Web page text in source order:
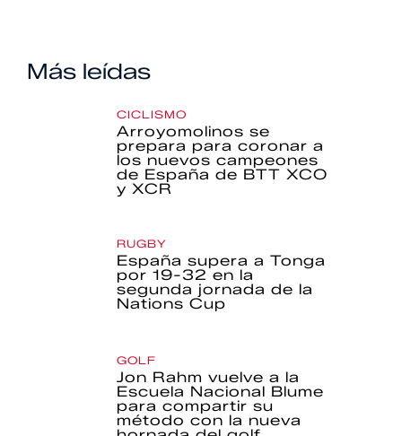
Más leídas
CICLISMO
Arroyomolinos se
prepara para coronar a
los nuevos campeones
de España de BTT XCO
y XCR
RUGBY
España supera a Tonga
por 19-32 en la
segunda jornada de la
Nations Cup
GOLF
Jon Rahm vuelve a la
Escuela Nacional Blume
para compartir su
método con la nueva